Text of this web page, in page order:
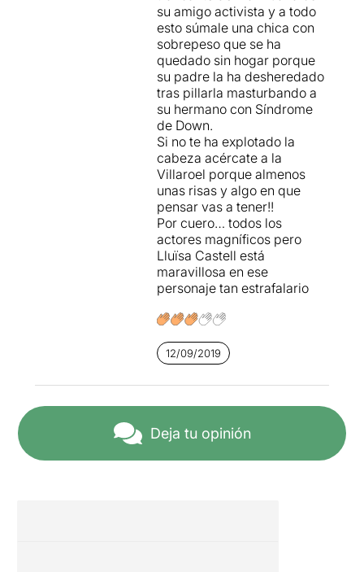
su amigo activista y a todo
esto súmale una chica con
sobrepeso que se ha
quedado sin hogar porque
su padre la ha desheredado
tras pillarla masturbando a
su hermano con Síndrome
de Down.
Si no te ha explotado la
cabeza acércate a la
Villaroel porque almenos
unas risas y algo en que
pensar vas a tener!!
Por cuero… todos los
actores magníficos pero
Lluïsa Castell está
maravillosa en ese
personaje tan estrafalario
12/09/2019
Deja tu opinión